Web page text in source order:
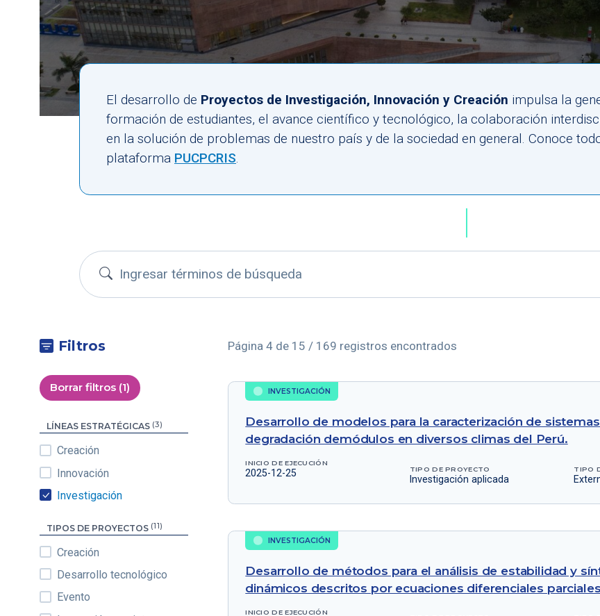
El desarrollo de Proyectos de Investigación, Innovación y Creación impulsa la
formación de estudiantes, el avance científico y tecnológico, la colaboración
en la solución de problemas de nuestro país y de la sociedad en general. Conoce
plataforma PUCPCRIS.
Buscar proyectos
Filtros
Borrar filtros (1)
LÍNEAS ESTRATÉGICAS (3)
Creación
Innovación
Investigación
TIPOS DE PROYECTOS (11)
Creación
Desarrollo tecnológico
Evento
Página 4 de 15 / 169 registros encontrados
INVESTIGACIÓN
Desarrollo de modelos para la caracterización de
degradación demódulos en diversos climas del Perú.
INICIO DE EJECUCIÓN
2025-12-25 TIPO DE PROYECTO
Investigación aplicada
TIPO
INVESTIGACIÓN
Desarrollo de métodos para el análisis de estabilidad y
dinámicos descritos por ecuaciones diferenciales parciales
INICIO DE EJECUCIÓN